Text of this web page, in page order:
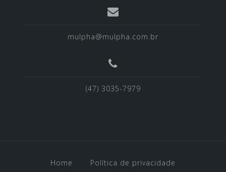
mulpha@mulpha.com.br
(47) 3035-7979
Home Política de privacidade